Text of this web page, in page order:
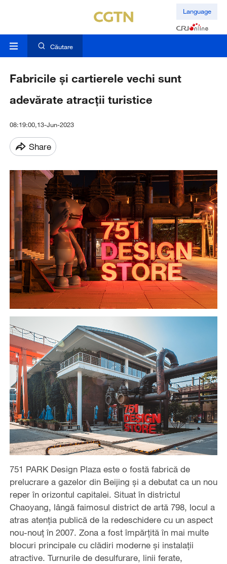
Language
Căutare
Fabricile și cartierele vechi sunt
adevărate atracții turistice
08:19:00,13-Jun-2023
Share
751 PARK Design Plaza este o fostă fabrică de
prelucrare a gazelor din Beijing și a debutat ca un nou
reper în orizontul capitalei. Situat în districtul
Chaoyang, lângă faimosul district de artă 798, locul a
atras atenția publică de la redeschidere cu un aspect
nou-nouț în 2007. Zona a fost împărțită în mai multe
blocuri principale cu clădiri moderne și instalații
atractive. Turnurile de desulfurare, linii ferate,